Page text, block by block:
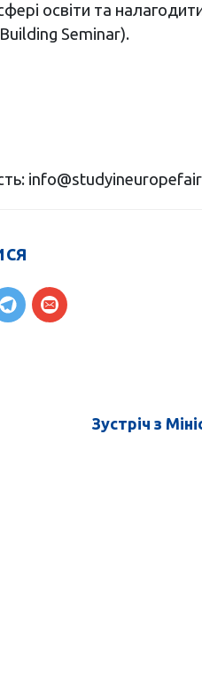
освіти та
Seminar).
Зустріч з